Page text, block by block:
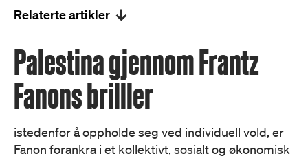
Relaterte artikler
Palestina gjennom Frantz
Fanons brilller
istedenfor å oppholde seg ved individuell vold, er
Fanon forankra i et kollektivt, sosialt og økonomisk